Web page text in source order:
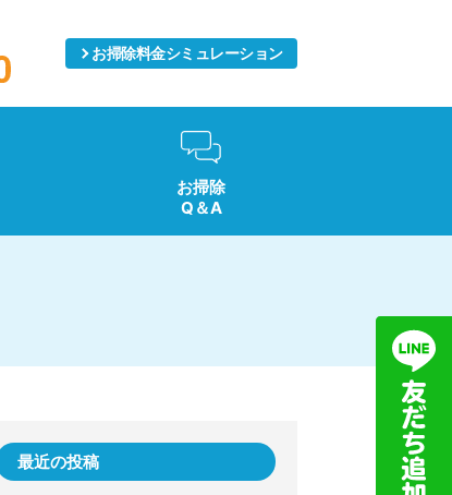
お掃除料金シミュレーション
お掃除
Q＆A
最近の投稿